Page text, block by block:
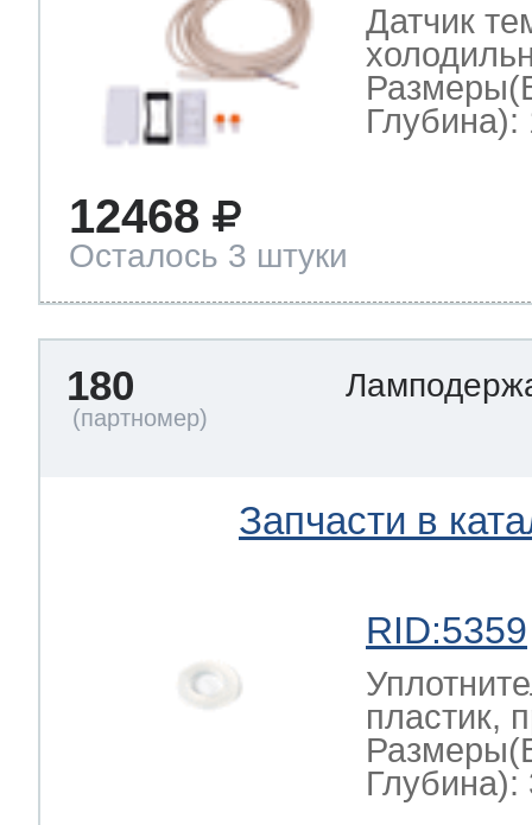
Датчик
Глубина):
12468
Осталось 3 штуки
180
Запчасти в
RID:5359
пластик,
Глубина):